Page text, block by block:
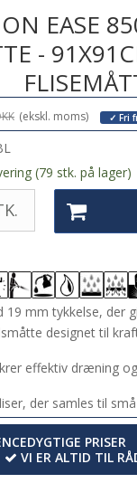
EASE
-
(ekskl. moms) ✓ Fri
(79 stk. på lager)
mm tykkelse, der
designet til
effektiv dræning
der samles til
PRISER
VI ER ALTID TIL